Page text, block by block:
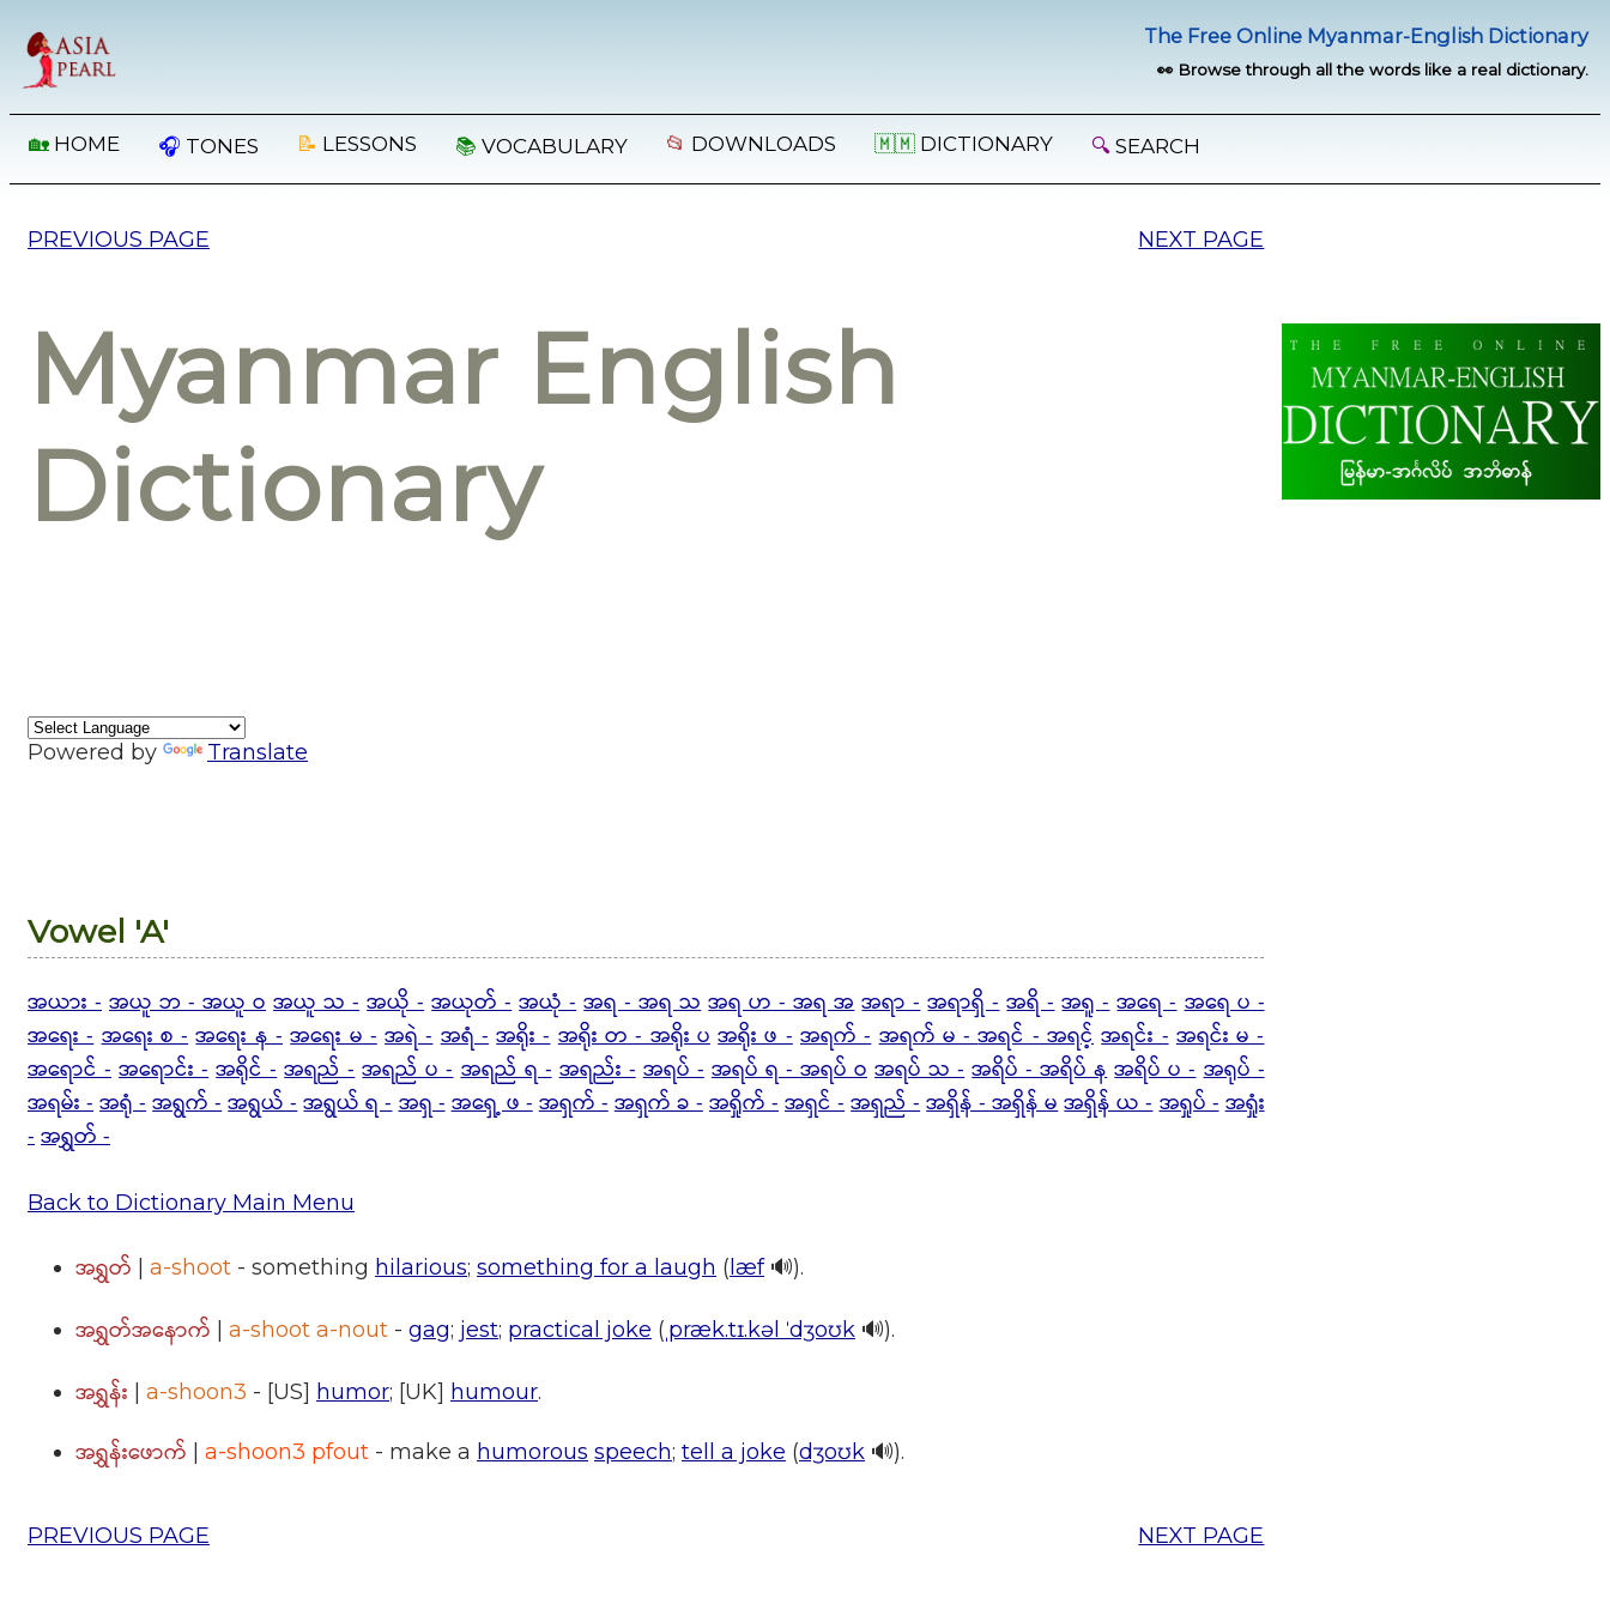
The Free Online Myanmar-English Dictionary
👀 Browse through all the words like a real dictionary.
🏡 HOME 🎧 TONES 📝 LESSONS 📚 VOCABULARY 📂 DOWNLOADS 🇲🇲 DICTIONARY 🔍 SEARCH
PREVIOUS PAGE NEXT PAGE
Myanmar English
Dictionary
Powered by Translate
Vowel 'A'
အယား - အယူ ဘ - အယူ ဝ အယူ သ - အယို - အယုတ် - အယုံ - အရ - အရ သ အရ ဟ - အရ အ အရာ - အရာရှိ - အရိ - အရူ - အရေ - အရေ ပ -
အရေး - အရေး စ - အရေး န - အရေး မ - အရဲ - အရံ - အရိုး - အရိုး တ - အရိုး ပ အရိုး ဖ - အရက် - အရက် မ -အရင် - အရင့် အရင်း - အရင်း မ -
အရောင် - အရောင်း - အရိုင် - အရည် - အရည် ပ - အရည် ရ - အရည်း - အရပ် - အရပ် ရ - အရပ် ဝ အရပ် သ - အရိပ် - အရိပ် န အရိပ် ပ - အရုပ် -
အရမ်း -အရုံ -အရွက် -အရွယ် -အရွယ် ရ -အရှ -အရှေ့ ဖ -အရှက် -အရှက် ခ -အရှိုက် -အရှင် -အရှည် -အရှိန် - အရှိန် မအရှိန် ယ -အရှုပ် -အရှုံး
-အရွှတ် -
Back to Dictionary Main Menu
အရွှတ် | a-shoot - something hilarious; something for a laugh (læf🔊).
အရွှတ်အနောက် | a-shoot a-nout - gag; jest; practical joke ( ˌpræk.tɪ.kəl ˈdʒoʊk 🔊).
အရွှန်း | a-shoon3 - [US] humor; [UK] humour.
အရွှန်းဖောက် | a-shoon3 pfout - make a humorous speech; tell a joke (dʒoʊk 🔊).
PREVIOUS PAGE NEXT PAGE